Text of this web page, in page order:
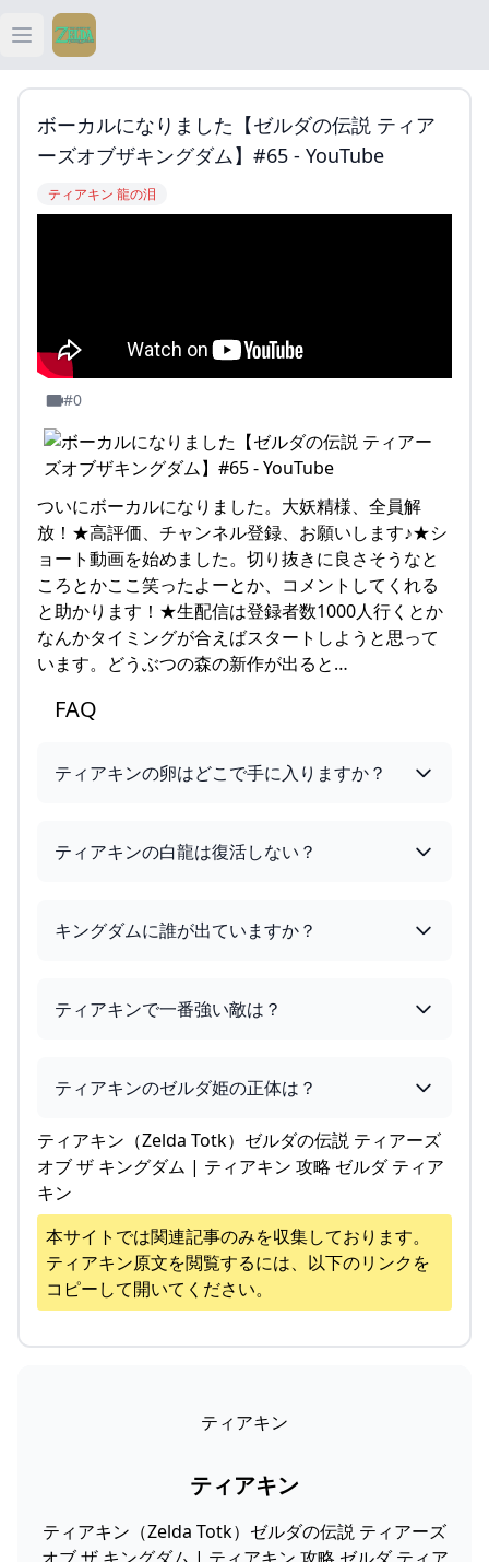
Open main menu
ティアキン
ティアキン 祠
ボーカルになりました【ゼルダの伝説 ティア
ーズオブザキングダム】#65 - YouTube
ティアキン 龍の泪
#0
ついにボーカルになりました。大妖精様、全員解
放！★高評価、チャンネル登録、お願いします♪★シ
ョート動画を始めました。切り抜きに良さそうなと
ころとかここ笑ったよーとか、コメントしてくれる
と助かります！★生配信は登録者数1000人行くとか
なんかタイミングが合えばスタートしようと思って
います。どうぶつの森の新作が出ると…
FAQ
ティアキンの卵はどこで手に入りますか？
ティアキンの白龍は復活しない？
キングダムに誰が出ていますか？
ティアキンで一番強い敵は？
ティアキンのゼルダ姫の正体は？
ティアキン（Zelda Totk）ゼルダの伝説 ティアーズ
オブ ザ キングダム | ティアキン 攻略 ゼルダ ティア
キン
本サイトでは関連記事のみを収集しております。
ティアキン原文を閲覧するには、以下のリンクを
コピーして開いてください。
ティアキン
ティアキン
ティアキン（Zelda Totk）ゼルダの伝説 ティアーズ